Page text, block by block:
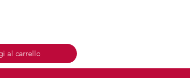
al carrello